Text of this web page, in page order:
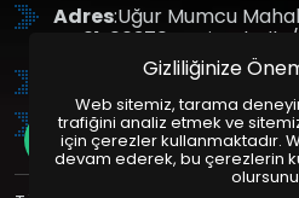
Adres:Uğur Mumcu
No:61, 06370
: +90 (312) 354 8888
GSM: +90 (532) 343 4085
Gizliliğinize
Web sitemiz, tarama
trafiğini analiz etmek ve
için çerezler kullanmaktadır.
devam ederek, bu çerezlerin